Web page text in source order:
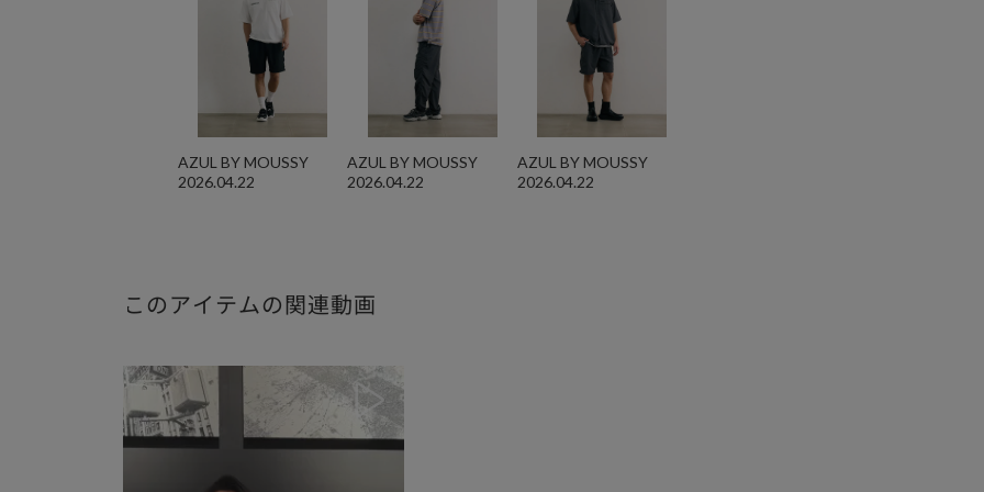
2026.04.22
AZUL BY MOUSSY
2026.04.22
AZUL BY MOUSSY
2026.04.22
AZUL BY MOUSSY
このアイテムの関連動画